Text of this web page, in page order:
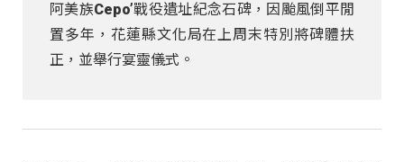
阿美族Cepo’戰役遺址紀念石碑，因颱風倒平閒
置多年，花蓮縣文化局在上周末特別將碑體扶
正，並舉行宴靈儀式。